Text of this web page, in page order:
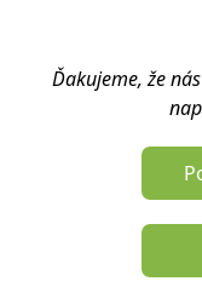
Ďakujeme, že